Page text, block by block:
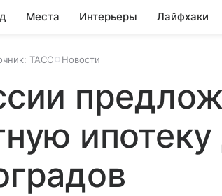
Места Интерьеры Лайфхаки
ТАСС Новости